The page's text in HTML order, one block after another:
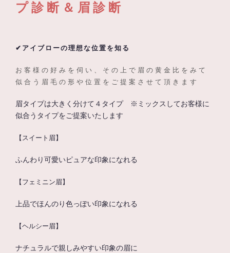
プ診断＆眉診断
✔アイブローの理想な位置を知る
お客様の好みを伺い、その上で眉の黄金比をみて
似合う眉毛の形や位置をご提案させて頂きます
眉タイプは大きく分けて４タイプ ※ミックスしてお客様に
似合うタイプをご提案いたします
【スイート眉】
ふんわり可愛いピュアな印象になれる
【フェミニン眉】
上品でほんのり色っぽい印象になれる
【ヘルシー眉】
ナチュラルで親しみやすい印象の眉に